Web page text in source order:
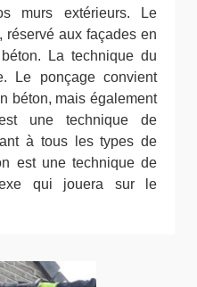
murs extérieurs. Le
réservé aux façades en
La technique du
Le ponçage convient
béton, mais également
une technique de
à tous les types de
est une technique de
qui jouera sur le